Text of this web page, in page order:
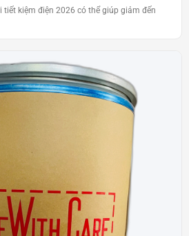
tiết kiệm điện 2026 có thể giúp giảm đến